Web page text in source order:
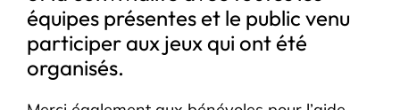
équipes présentes et le public venu
participer aux jeux qui ont été
organisés.